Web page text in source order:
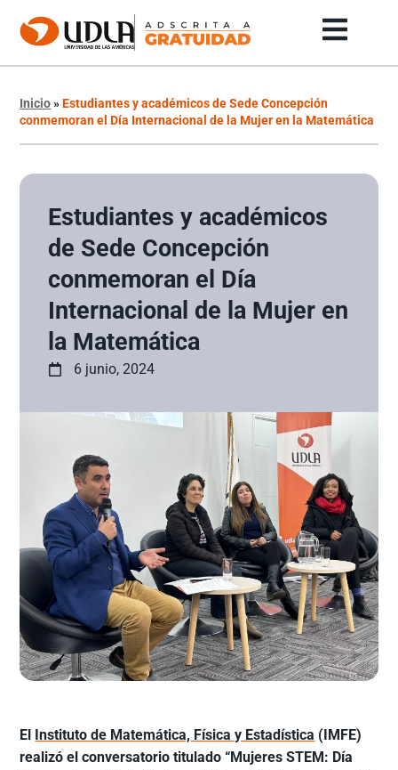
Inicio»Estudiantes y académicos de Sede Concepción
conmemoran el Día Internacional de la Mujer en la Matemática
Estudiantes y académicos
de Sede Concepción
conmemoran el Día
Internacional de la Mujer en
la Matemática
6 junio, 2024
El Instituto de Matemática, Física y Estadística (IMFE)
realizó el conversatorio titulado “Mujeres STEM: Día